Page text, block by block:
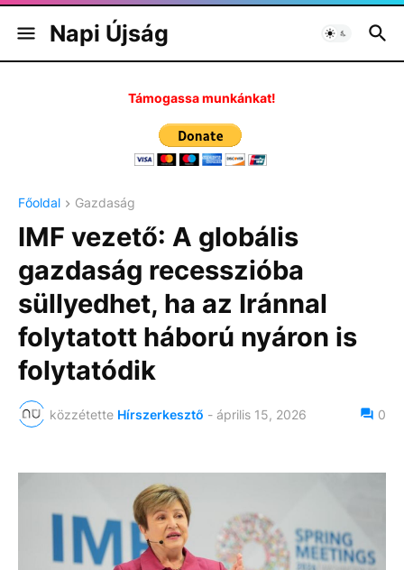
Napi Újság
Támogassa munkánkat!
Főoldal Gazdaság
IMF vezető: A globális
gazdaság recesszióba
süllyedhet, ha az Iránnal
folytatott háború nyáron is
folytatódik
közzétette Hírszerkesztő - április 15, 2026 0